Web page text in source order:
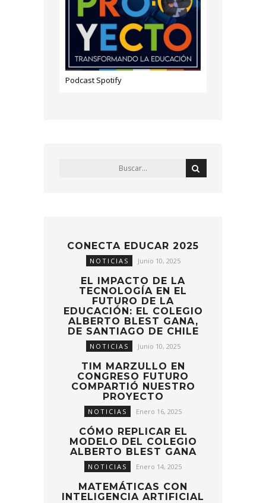
Podcast Spotify
CONECTA EDUCAR 2025
NOTICIAS Junio 10, 2025
EL IMPACTO DE LA
TECNOLOGÍA EN EL
FUTURO DE LA
EDUCACIÓN: EL COLEGIO
ALBERTO BLEST GANA,
DE SANTIAGO DE CHILE
NOTICIAS Junio 10, 2025
TIM MARZULLO EN
CONGRESO FUTURO
COMPARTIÓ NUESTRO
PROYECTO
NOTICIAS Enero 16, 2025
CÓMO REPLICAR EL
MODELO DEL COLEGIO
ALBERTO BLEST GANA
NOTICIAS Enero 14, 2025
MATEMÁTICAS CON
INTELIGENCIA ARTIFICIAL